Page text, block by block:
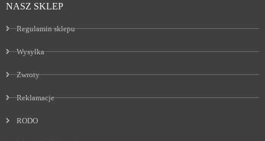
NASZ SKLEP
Regulamin sklepu
Wysyłka
Zwroty
Reklamacje
RODO